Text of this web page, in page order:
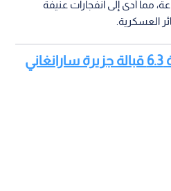
مما أدى إلى انفجارات عنيفة
العسكرية.
اقرأ أيضا: زلزال بقوة 6.3 قبالة جزيرة سارانغاني